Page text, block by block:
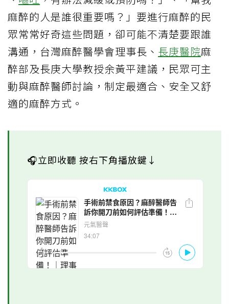
麻醉的人是誰很重要嗎？」要進行麻醉的民
眾常常好奇這些問題，卻可能不清楚要跟誰
溝通，台灣麻醉醫學會理事長、 長庚醫院麻
醉部及長庚大學教授余黃平建議，民眾可主
動與麻醉醫師討論，制定最適合、安全又舒
適的麻醉方式。
🎧立即收聽 按右下角播放鍵↓